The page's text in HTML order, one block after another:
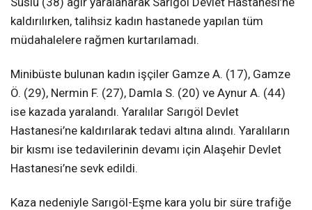
kaldırılırken, talihsiz kadın hastanede yapılan tüm
müdahalelere rağmen kurtarılamadı.
Minibüste bulunan kadın işçiler Gamze A. (17), Gamze
Ö. (29), Nermin F. (27), Damla S. (20) ve Aynur A. (44)
ise kazada yaralandı. Yaralılar Sarıgöl Devlet
Hastanesi’ne kaldırılarak tedavi altına alındı. Yaralıların
bir kısmı ise tedavilerinin devamı için Alaşehir Devlet
Hastanesi’ne sevk edildi.
Kaza nedeniyle Sarıgöl-Eşme kara yolu bir süre trafiğe